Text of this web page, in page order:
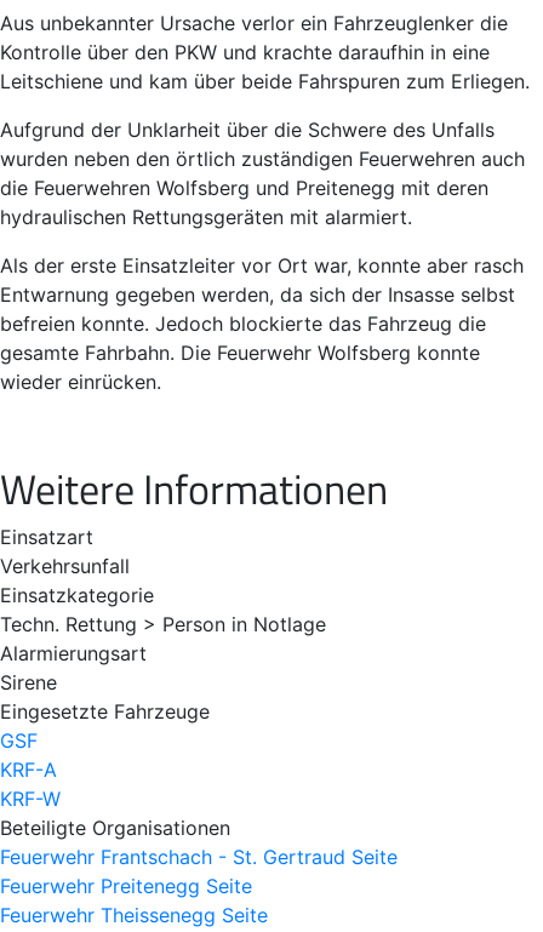
Aus unbekannter Ursache verlor ein Fahrzeuglenker die
Kontrolle über den PKW und krachte daraufhin in eine
Leitschiene und kam über beide Fahrspuren zum Erliegen.
Aufgrund der Unklarheit über die Schwere des Unfalls
wurden neben den örtlich zuständigen Feuerwehren auch
die Feuerwehren Wolfsberg und Preitenegg mit deren
hydraulischen Rettungsgeräten mit alarmiert.
Als der erste Einsatzleiter vor Ort war, konnte aber rasch
Entwarnung gegeben werden, da sich der Insasse selbst
befreien konnte. Jedoch blockierte das Fahrzeug die
gesamte Fahrbahn. Die Feuerwehr Wolfsberg konnte
wieder einrücken.
Weitere Informationen
Einsatzart
Verkehrsunfall
Einsatzkategorie
Techn. Rettung > Person in Notlage
Alarmierungsart
Sirene
Eingesetzte Fahrzeuge
GSF
KRF-A
KRF-W
Beteiligte Organisationen
Feuerwehr Frantschach - St. Gertraud Seite
Feuerwehr Preitenegg Seite
Feuerwehr Theissenegg Seite